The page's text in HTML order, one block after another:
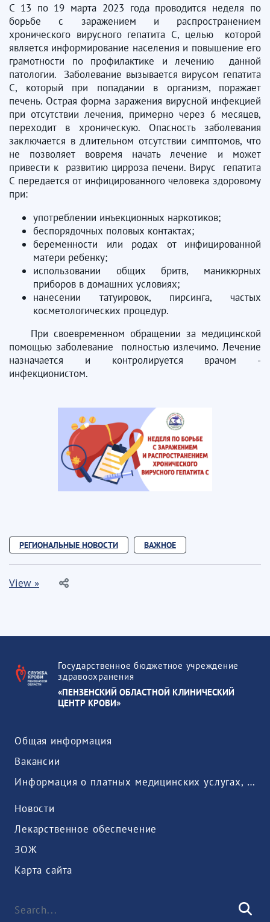
С 13 по 19 марта 2023 года проводится неделя по
борьбе с заражением и распространением
хронического вирусного гепатита С, целью которой
является информирование населения и повышение его
грамотности по профилактике и лечению данной
патологии. Заболевание вызывается вирусом гепатита
С, который при попадании в организм, поражает
печень. Острая форма заражения вирусной инфекцией
при отсутствии лечения, примерно через 6 месяцев,
переходит в хроническую. Опасность заболевания
заключается в длительном отсутствии симптомов, что
не позволяет вовремя начать лечение и может
привести к развитию цирроза печени. Вирус гепатита
С передается от инфицированного человека здоровому
при:
употреблении инъекционных наркотиков;
беспорядочных половых контактах;
беременности или родах от инфицированной
матери ребенку;
использовании общих бритв, маникюрных
приборов в домашних условиях;
нанесении татуировок, пирсинга, частых
косметологических процедур.
При своевременном обращении за медицинской
помощью заболевание полностью излечимо. Лечение
назначается и контролируется врачом -
инфекционистом.
РЕГИОНАЛЬНЫЕ НОВОСТИ ВАЖНОЕ
View »
Государственное бюджетное учреждение
здравоохранения
«ПЕНЗЕНСКИЙ ОБЛАСТНОЙ КЛИНИЧЕСКИЙ
ЦЕНТР КРОВИ»
Общая информация
Вакансии
Информация о платных медицинских услугах, предоставляемых медицинской организацией
Новости
Лекарственное обеспечение
ЗОЖ
Карта сайта